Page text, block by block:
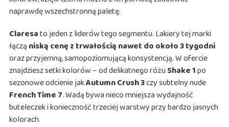
naprawdę wszechstronną paletę.
Claresato jeden z liderów tego segmentu. Lakiery tej marki
łączą niską cenę z trwałością nawet do około 3 tygodni
oraz przyjemną, samopoziomującą konsystencją. W ofercie
znajdziesz setki kolorów – od delikatnego różuShake 1po
sezonowe odcienie jakAutumn Crush 3czy subtelny nude
French Time 7. Wadą bywa nieco mniejsza wydajność
buteleczek i konieczność trzeciej warstwy przy bardzo jasnych
kolorach.